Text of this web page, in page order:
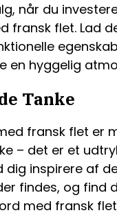
når du
fransk flet. Lad
en hyggelig
Tanke
fransk flet er
– det er et
dig inspirere af
findes, og find
med fransk